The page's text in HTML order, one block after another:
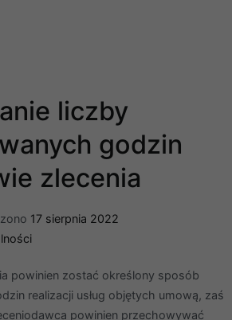
liczby
godzin
zlecenia
17 sierpnia 2022
powinien zostać określony sposób
realizacji usług objętych umową, zaś
powinien przechowywać